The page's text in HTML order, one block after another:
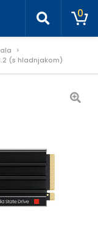
0
(s hladnjakom)